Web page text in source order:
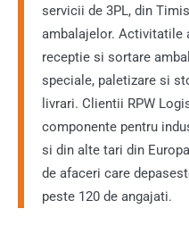
servicii de 3PL, din
ambalajelor. Activitatile
receptie si sortare
speciale, paletizare si
livrari. Clientii RPW
componente pentru
si din alte tari din
de afaceri care
peste 120 de angajati.